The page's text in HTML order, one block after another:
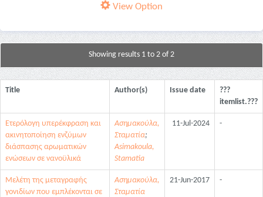
View Option
Showing results 1 to 2 of 2
Title Author(s) Issue date
???
itemlist.???
Ετερόλογη υπερέκφραση και
ακινητοποίηση ενζύμων
διάσπασης αρωματικών
ενώσεων σε νανοϋλικά
Ασημακούλα,
Σταματία;
Asimakoula,
Stamatia
11-Jul-2024 -
Μελέτη της μεταγραφής
γονιδίων που εμπλέκονται σε
Ασημακούλα,
Σταματία
21-Jun-2017 -